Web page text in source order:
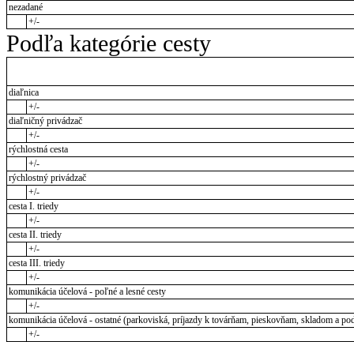
nezadané
+/-
Podľa kategórie cesty
diaľnica
+/-
diaľničný privádzač
+/-
rýchlostná cesta
+/-
rýchlostný privádzač
+/-
cesta I. triedy
+/-
cesta II. triedy
+/-
cesta III. triedy
+/-
komunikácia účelová - poľné a lesné cesty
+/-
komunikácia účelová - ostatné (parkoviská, príjazdy k továrňam, pieskovňam, skladom a
+/-